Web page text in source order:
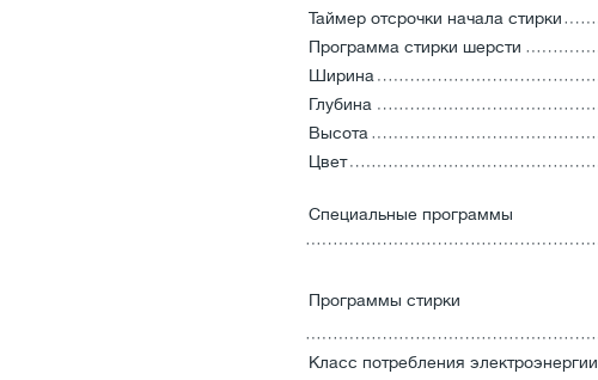
Таймер отсрочки начала стирки
Программа стирки шерсти
Ширина
Глубина
Высота
Цвет
Специальные программы
Программы стирки
Класс потребления электроэнергии